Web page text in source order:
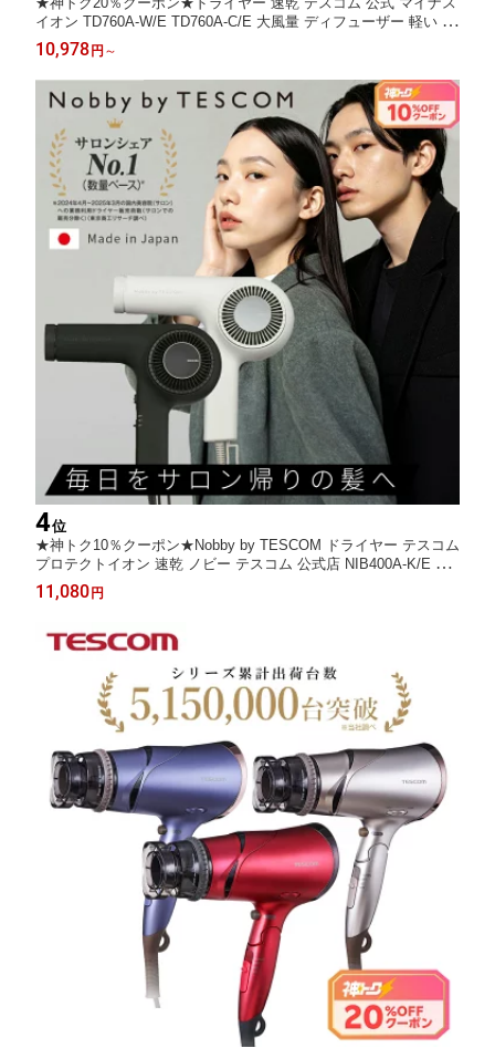
イオン TD760A-W/E TD760A-C/E 大風量 ディフューザー 軽い 軽
量 デザイン 時短 早い 静か 低騒音 ブラシレス DC モーター BLD
C 強力 温冷自動切替 I字型 コンパクト 小さい 1年保証 パ
10,978 円 ～
4位
★神トク10％クーポン★Nobby by TESCOM ドライヤー テスコム
プロテクトイオン 速乾 ノビー テスコム 公式店 NIB400A-K/E NIB
400A-W/E プロテクトイオン マイナスイオン ノビーバイテスコム
プロ 美容師 ツヤ 2年保証 おしゃれ プレゼント ギフト 送料無料
11,080 円